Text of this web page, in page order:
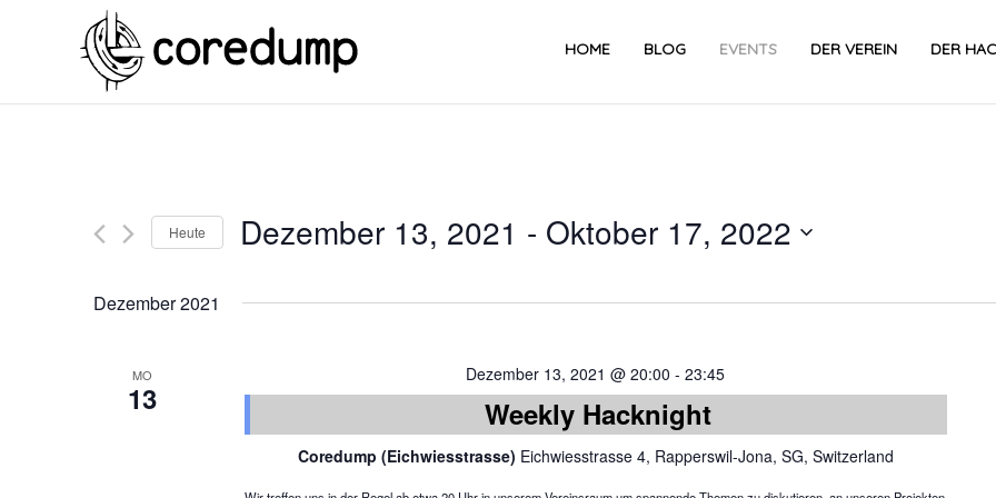
HOME BLOG EVENTS DER VEREIN DER
Heute Dezember 13, 2021 - Oktober 17, 2022
Dezember 2021
MO
13
Dezember 13, 2021 @ 20:00 -23:45
Weekly Hacknight
Coredump (Eichwiesstrasse) Eichwiesstrasse 4, Rapperswil-Jona, SG, Switzerland